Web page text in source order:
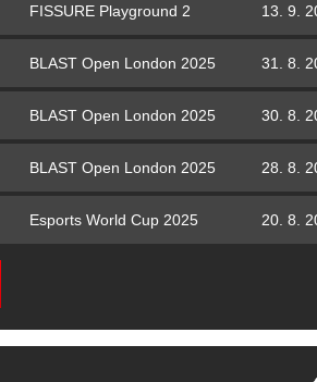
FISSURE Playground 2 13. 9.
BLAST Open London 2025 31. 8.
BLAST Open London 2025 30. 8.
BLAST Open London 2025 28. 8.
Esports World Cup 2025 20. 8.